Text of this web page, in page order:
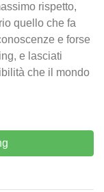
rispetto,
quello che fa
e forse
e lasciati
che il mondo